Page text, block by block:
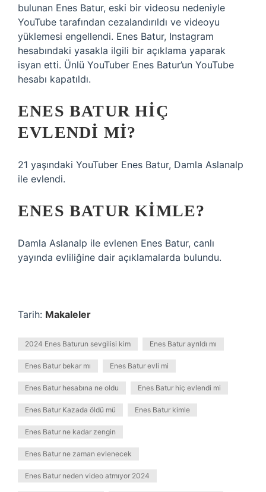
bulunan Enes Batur, eski bir videosu nedeniyle
YouTube tarafından cezalandırıldı ve videoyu
yüklemesi engellendi. Enes Batur, Instagram
hesabındaki yasakla ilgili bir açıklama yaparak
isyan etti. Ünlü YouTuber Enes Batur’un YouTube
hesabı kapatıldı.
ENES BATUR HIÇ
EVLENDI MI?
21 yaşındaki YouTuber Enes Batur, Damla Aslanalp
ile evlendi.
ENES BATUR KIMLE?
Damla Aslanalp ile evlenen Enes Batur, canlı
yayında evliliğine dair açıklamalarda bulundu.
Tarih: Makaleler
2024 Enes Baturun sevgilisi kim Enes Batur ayrıldı mı
Enes Batur bekar mı Enes Batur evli mi
Enes Batur hesabına ne oldu Enes Batur hiç evlendi mi
Enes Batur Kazada öldü mü Enes Batur kimle
Enes Batur ne kadar zengin
Enes Batur ne zaman evlenecek
Enes Batur neden video atmıyor 2024